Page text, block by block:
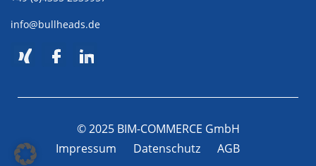
info@bullheads.de
© 2025 BIM-COMMERCE GmbH
Impressum
Datenschutz AGB